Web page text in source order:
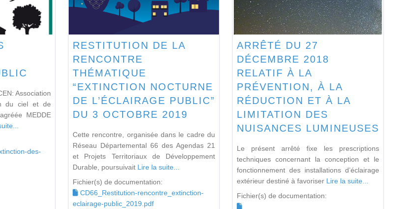
Association
du ciel et de
MEDDE
des-
RESTITUTION DE LA
RENCONTRE
THÉMATIQUE
“EXTINCTION NOCTURNE
DE L’ÉCLAIRAGE PUBLIC”
DU 3 OCTOBRE 2019
Cette rencontre, organisée dans le cadre du
Réseau Départemental 66 des Agendas 21
et Projets Territoriaux de Développement
Durable, poursuivait Lire la suite...
Fichier(s) de documentation:
CD66_Restitution-rencontre_extinction-
eclairage-public_2019.pdf
ARRÊTÉ DU 27
DÉCEMBRE 2018
RELATIF À LA
PRÉVENTION, À LA
RÉDUCTION ET À LA
LIMITATION DES
NUISANCES LUMINEUSES
Le présent arrêté fixe les prescriptions
techniques concernant la conception et le
fonctionnement des installations d’éclairage
extérieur destiné à favoriser Lire la suite...
Fichier(s) de documentation: